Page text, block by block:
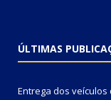
ÚLTIMAS
Entrega dos veículos